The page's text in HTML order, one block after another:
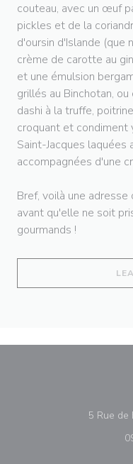
couteau, avec un œuf
pickles et de la
d'oursin d'Islande (que
crème de carotte au
et une émulsion
grillés au Binchotan,
dashi à la truffe,
croquant et condiment
Saint-Jacques laquées
accompagnées d'une
Bref, voilà une
avant qu'elle ne soit
gourmands !
5 Rue de